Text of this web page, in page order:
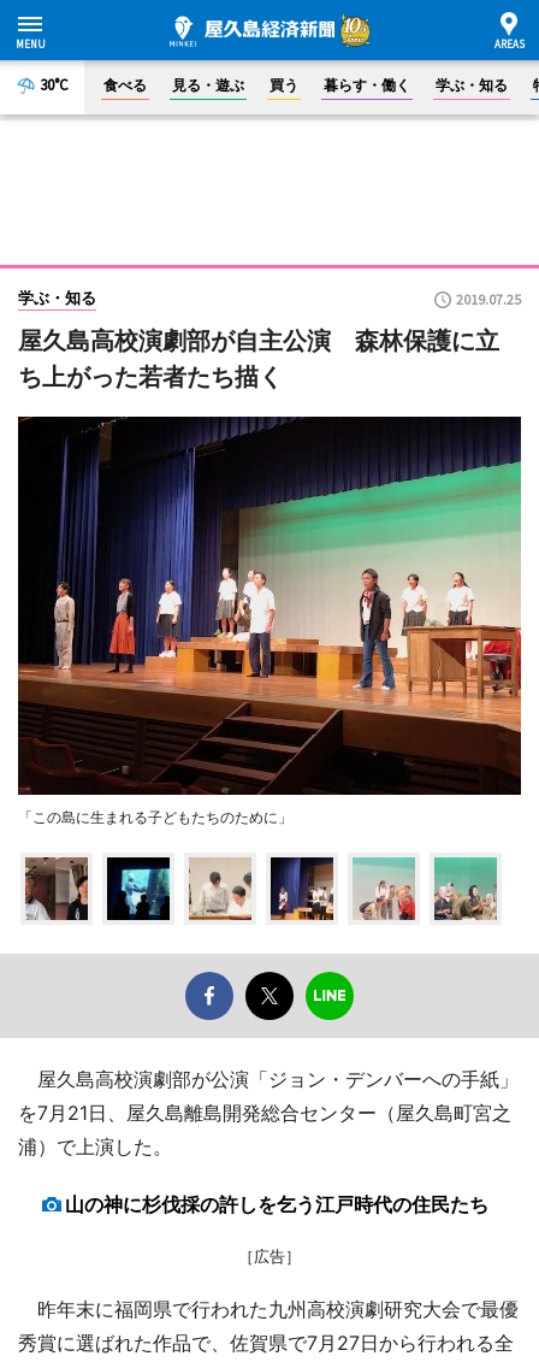
30°C 食べる 見る・遊ぶ 買う 暮らす・働く 学ぶ・知る
学ぶ・知る 2019.07.25
屋久島高校演劇部が自主公演 森林保護に立
ち上がった若者たち描く
「この島に生まれる子どもたちのために」
屋久島高校演劇部が公演「ジョン・デンバーへの手紙」
を7月21日、屋久島離島開発総合センター（屋久島町宮之
浦）で上演した。
山の神に杉伐採の許しを乞う江戸時代の住民たち
［広告］
昨年末に福岡県で行われた九州高校演劇研究大会で最優
秀賞に選ばれた作品で、佐賀県で7月27日から行われる全